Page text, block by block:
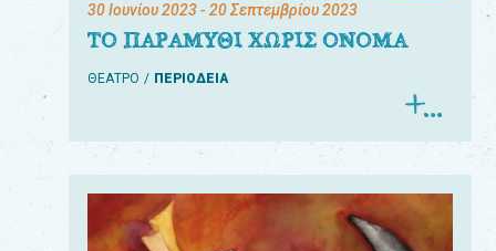
30 Ιουνίου 2023- 20 Σεπτεμβρίου 2023
ΤΟ ΠΑΡΑΜΥΘΙ ΧΩΡΙΣ ΟΝΟΜΑ
ΘΕΑΤΡΟ ΠΕΡΙΟΔΕΙΑ